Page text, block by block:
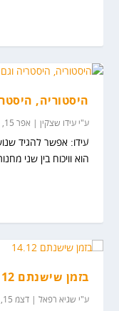
היסטוריה,
ע"יעידו שצקין אפר 15, 2017
עידו: אפשר להגיד
הוא וויכוח בין שני
בזמן שישנתם 14.12
ע"י שגיא רפאל |דצמ 15, 2016